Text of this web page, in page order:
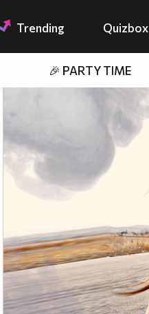
Trending Quizbox
🎉 PARTY TIME